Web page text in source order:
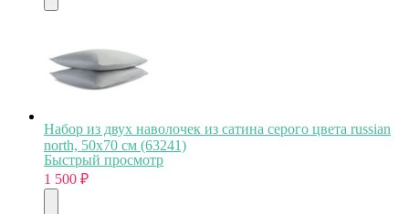
Набор из двух наволочек из сатина серого цвета russian
north, 50х70 см (63241)
Быстрый просмотр
1 500 ₽